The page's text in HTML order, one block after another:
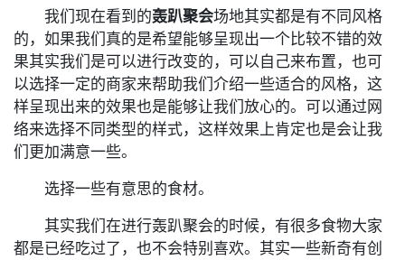
我们现在看到的轰趴聚会场地其实都是有不同风格
的，如果我们真的是希望能够呈现出一个比较不错的效
果其实我们是可以进行改变的，可以自己来布置，也可
以选择一定的商家来帮助我们介绍一些适合的风格，这
样呈现出来的效果也是能够让我们放心的。可以通过网
络来选择不同类型的样式，这样效果上肯定也是会让我
们更加满意一些。
选择一些有意思的食材。
其实我们在进行轰趴聚会的时候，有很多食物大家
都是已经吃过了，也不会特别喜欢。其实一些新奇有创